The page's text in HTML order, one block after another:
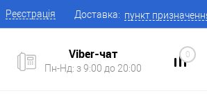
Реєстрація Доставка: пункт
Viber-чат
Пн-Нд: з 9:00 до 20:00
0